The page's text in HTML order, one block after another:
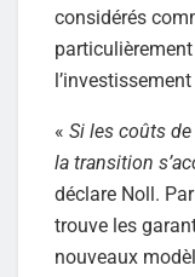
considérés
« Si les coûts
la transition
déclare Noll.
trouve les
nouveaux